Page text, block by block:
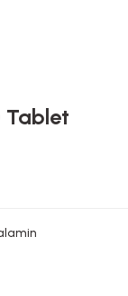
Tablet